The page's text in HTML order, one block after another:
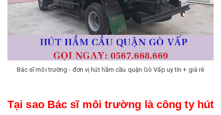
Bác sĩ môi trường - đơn vị hút hầm cầu quận Gò Vấp uy tín + giá rẻ
Tại sao Bác sĩ môi trường là công ty hút